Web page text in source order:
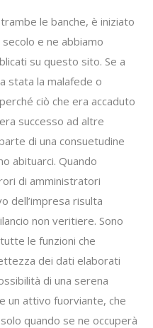
le banche, è iniziato
e ne abbiamo
su questo sito. Se a
stata la malafede o
ciò che era accaduto
successo ad altre
di una consuetudine
abituarci. Quando
di amministratori
dell’impresa risulta
non veritiere. Sono
le funzioni che
dei dati elaborati
di una serena
un attivo fuorviante, che
quando se ne occuperà